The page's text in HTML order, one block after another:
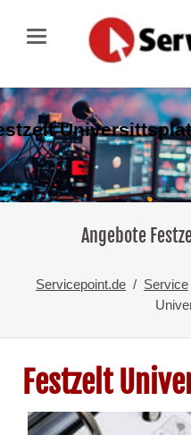
Angebote
Servicepoint.de Service
Festzelt